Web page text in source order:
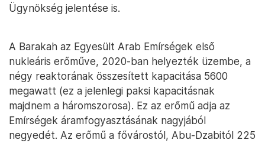
Ügynökség jelentése is.
A Barakah az Egyesült Arab Emírségek első
nukleáris erőműve, 2020-ban helyezték üzembe, a
négy reaktorának összesített kapacitása 5600
megawatt (ez a jelenlegi paksi kapacitásnak
majdnem a háromszorosa). Ez az erőmű adja az
Emírségek áramfogyasztásának nagyjából
negyedét. Az erőmű a fővárostól, Abu-Dzabitól 225